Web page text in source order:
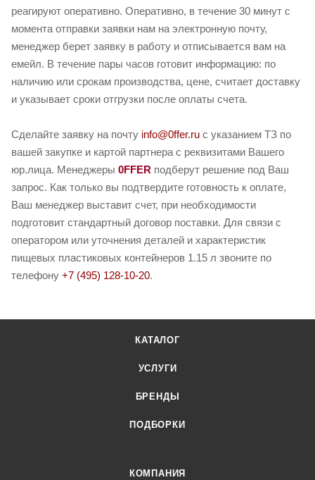
реагируют оперативно. Оперативно, в течение 30 минут с
момента отправки заявки нам на электронную почту,
менеджер берет заявку в работу и отписывается вам на
емейл. В течение пары часов готовит информацию: по
наличию или срокам производства, цене, считает доставку
и указывает сроки отгрузки после оплаты счета.
Сделайте заявку на почту info@0ffer.ru с указанием ТЗ по
вашей закупке и картой партнера с реквизитами Вашего
юр.лица. Менеджеры 0FFER подберут решение под Ваш
запрос. Как только вы подтвердите готовность к оплате,
Ваш менеджер выставит счет, при необходимости
подготовит стандартный договор поставки. Для связи с
оператором или уточнения деталей и характеристик
пищевых пластиковых контейнеров 1.15 л звоните по
телефону +7 (495) 128-10-20.
КАТАЛОГ
УСЛУГИ
БРЕНДЫ
ПОДБОРКИ
КОМПАНИЯ